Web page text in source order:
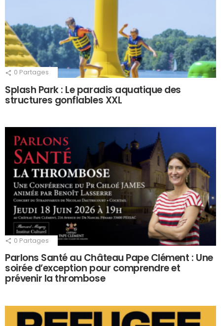
0 Partages
Splash Park : Le paradis aquatique des
structures gonflables XXL
0 Partages
Parlons Santé au Château Pape Clément : Une
soirée d’exception pour comprendre et
prévenir la thrombose